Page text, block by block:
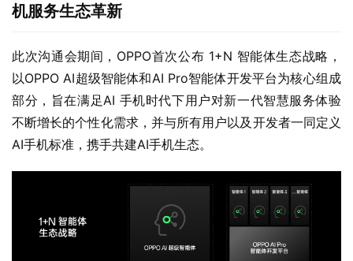
机服务生态革新
此次沟通会期间，OPPO首次公布 1+N 智能体生态战略，
以OPPO AI超级智能体和AI Pro智能体开发平台为核心组成
部分，旨在满足AI 手机时代下用户对新一代智慧服务体验
不断增长的个性化需求，并与所有用户以及开发者一同定义
AI手机标准，携手共建AI手机生态。